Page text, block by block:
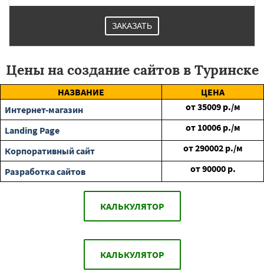
ЗАКАЗАТЬ
Цены на создание сайтов в Туринске
НАЗВАНИЕ
ЦЕНА
Интернет-магазин
от35009 р./м
Landing Page
от 10006 р./м
Корпоративный сайт
от290002 р./м
Разработка сайтов
от90000 р.
КАЛЬКУЛЯТОР
КАЛЬКУЛЯТОР